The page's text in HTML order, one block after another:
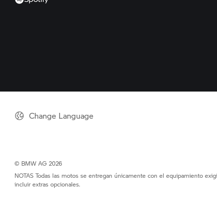
Change Language
© BMW AG 2026
NOTAS Todas las motos se entregan únicamente con el equipamiento
incluir extras opcionales.